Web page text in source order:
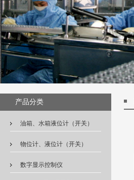
产品分类
油箱、水箱液位计（开关）
物位计、液位计（开关）
数字显示控制仪